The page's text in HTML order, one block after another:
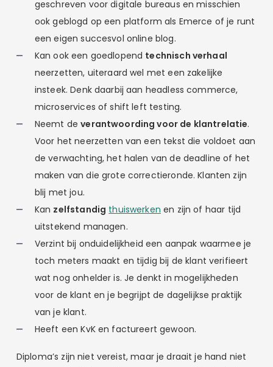
geschreven voor digitale bureaus en misschien
ook geblogd op een platform als Emerce of je runt
een eigen succesvol online blog.
Kan ook een goedlopend technisch verhaal
neerzetten, uiteraard wel met een zakelijke
insteek. Denk daarbij aan headless commerce,
microservices of shift left testing.
Neemt deverantwoording voor de klantrelatie.
Voor het neerzetten van een tekst die voldoet aan
de verwachting, het halen van de deadline of het
maken van die grote correctieronde. Klanten zijn
blij met jou.
Kan zelfstandig thuiswerken en zijn of haar tijd
uitstekend managen.
Verzint bij onduidelijkheid een aanpak waarmee je
toch meters maakt en tijdig bij de klant verifieert
wat nog onhelder is. Je denkt in mogelijkheden
voor de klant en je begrijpt de dagelijkse praktijk
van je klant.
Heeft een KvK en factureert gewoon.
Diploma’s zijn niet vereist, maar je draait je hand niet